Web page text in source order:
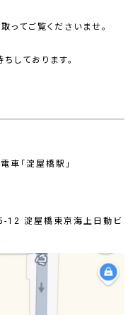
てご覧くださいませ。
しております。
車「淀屋橋駅」
12 淀屋橋東京海上日動ビ